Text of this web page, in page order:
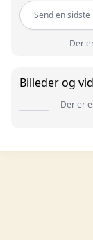
Send en sidste
Der
Billeder og
Der er